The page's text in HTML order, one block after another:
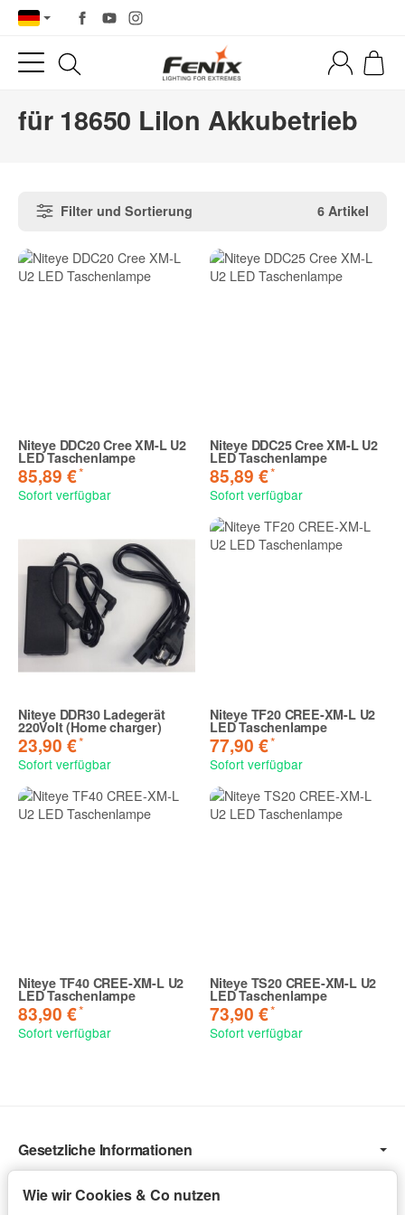
für 18650 LiIon Akkubetrieb
Filter und Sortierung 6 Artikel
Niteye DDC20 Cree XM-L U2
LED Taschenlampe
85,89 €*
Sofort verfügbar
Niteye DDC25 Cree XM-L U2
LED Taschenlampe
85,89 €*
Sofort verfügbar
Niteye DDR30 Ladegerät
220Volt (Home charger)
23,90 €*
Sofort verfügbar
Niteye TF20 CREE-XM-L U2
LED Taschenlampe
77,90 €*
Sofort verfügbar
Niteye TF40 CREE-XM-L U2
LED Taschenlampe
83,90 €*
Sofort verfügbar
Niteye TS20 CREE-XM-L U2
LED Taschenlampe
73,90 €*
Sofort verfügbar
Gesetzliche Informationen
Service
Wie wir Cookies & Co nutzen